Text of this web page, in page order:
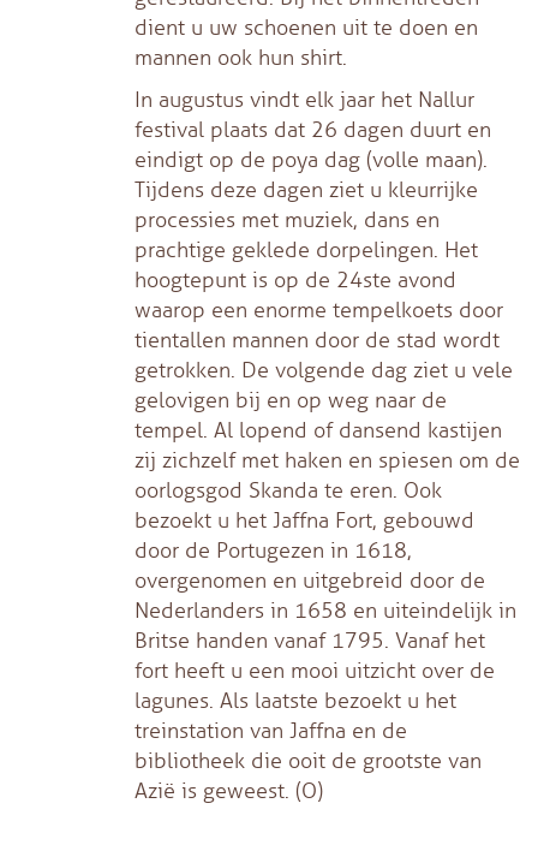
dient u uw schoenen uit te doen en
mannen ook hun shirt.
In augustus vindt elk jaar het Nallur
festival plaats dat 26 dagen duurt en
eindigt op de poya dag (volle maan).
Tijdens deze dagen ziet u kleurrijke
processies met muziek, dans en
prachtige geklede dorpelingen. Het
hoogtepunt is op de 24ste avond
waarop een enorme tempelkoets door
tientallen mannen door de stad wordt
getrokken. De volgende dag ziet u vele
gelovigen bij en op weg naar de
tempel. Al lopend of dansend kastijen
zij zichzelf met haken en spiesen om de
oorlogsgod Skanda te eren. Ook
bezoekt u het Jaffna Fort, gebouwd
door de Portugezen in 1618,
overgenomen en uitgebreid door de
Nederlanders in 1658 en uiteindelijk in
Britse handen vanaf 1795. Vanaf het
fort heeft u een mooi uitzicht over de
lagunes. Als laatste bezoekt u het
treinstation van Jaffna en de
bibliotheek die ooit de grootste van
Azië is geweest. (O)